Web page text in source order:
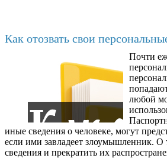
Как отозвать свои
Почти
любой
иные сведения о человеке, могут
если ими завладеет злоумышленник. О
сведения и прекратить их